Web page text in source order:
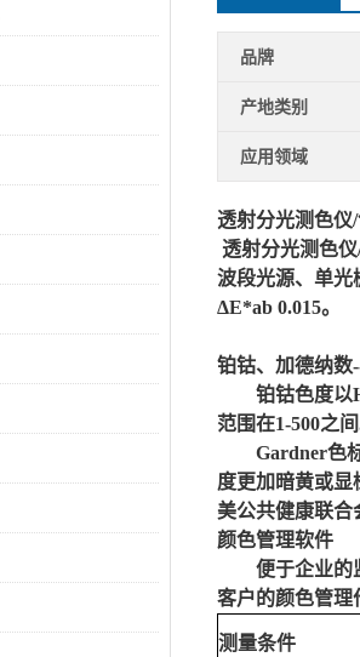
品牌
产地类别
应用领域
透射分光测色仪
透射分光测色
波段光源、单光
ΔE*ab 0.015。
铂钴、加德纳数
铂钴色度以
范围在1-500之
Gardner色
度更加暗黄或显
美公共健康联合
颜色管理软件
便于企业的
客户的颜色管理
测量条件